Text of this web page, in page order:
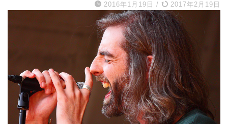
2016年1月19日 / 2017年2月19日